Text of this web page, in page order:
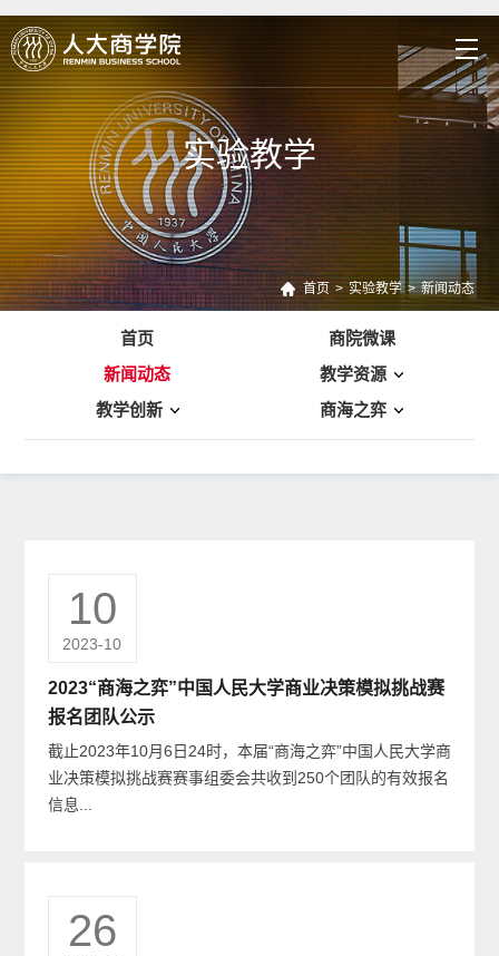
实验教学
首页 > 实验教学 > 新闻动态
首页
商院微课
新闻动态
教学资源
教学创新
商海之弈
10
2023-10
2023“商海之弈”中国人民大学商业决策模拟挑战赛
报名团队公示
截止2023年10月6日24时，本届“商海之弈”中国人民大学商
业决策模拟挑战赛赛事组委会共收到250个团队的有效报名
信息...
26